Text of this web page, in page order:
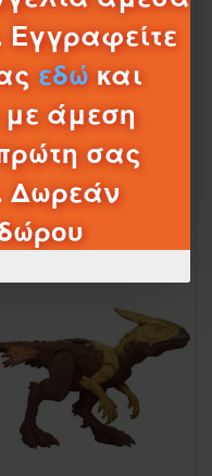
εδώ και
με άμεση
σας
Δωρεάν
04
Ημέρες Ώρες Λεπτά Δευτερόλεπτα
1-082376 HLN63/JCL61
WORLD HAOS THEORY
ΦIΓΟΥΡΑ HUAYANGOSAURUS
16,89€ 17,95€